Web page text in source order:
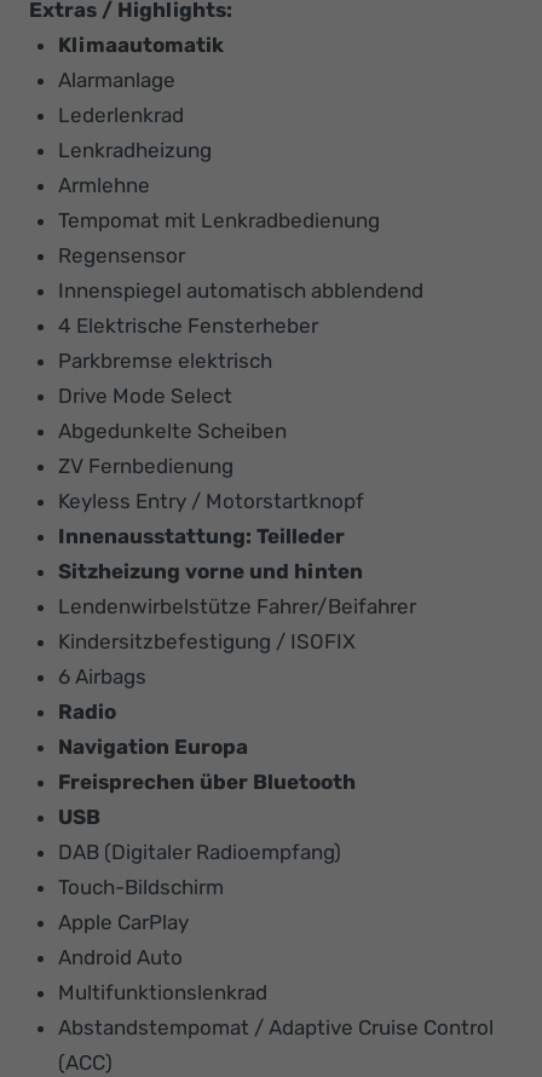
Extras / Highlights:
Klimaautomatik
Alarmanlage
Lederlenkrad
Lenkradheizung
Armlehne
Tempomat mit Lenkradbedienung
Regensensor
Innenspiegel automatisch abblendend
4 Elektrische Fensterheber
Parkbremse elektrisch
Drive Mode Select
Abgedunkelte Scheiben
ZV Fernbedienung
Keyless Entry / Motorstartknopf
Innenausstattung: Teilleder
Sitzheizung vorne und hinten
Lendenwirbelstütze Fahrer/Beifahrer
Kindersitzbefestigung / ISOFIX
6 Airbags
Radio
Navigation Europa
Freisprechen über Bluetooth
USB
DAB (Digitaler Radioempfang)
Touch-Bildschirm
Apple CarPlay
Android Auto
Multifunktionslenkrad
Abstandstempomat / Adaptive Cruise Control
(ACC)